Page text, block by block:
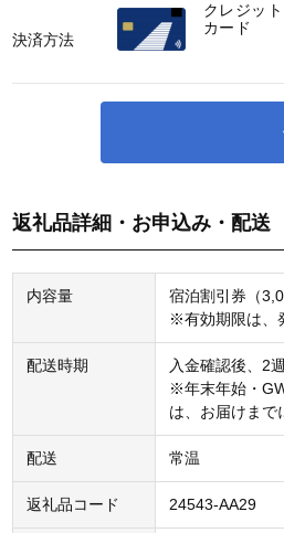
返礼品詳細・お申込み・配送
内容量
宿泊割引券（
※有効期限は、
配送時期
入金確認後、2
※年末年始・
は、お届けまで
配送 常温
返礼品コード 24543-AA29
決済方法
クレジット
カード